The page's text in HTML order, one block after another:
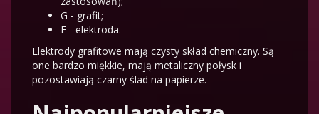
G - grafit;
E - elektroda.
Elektrody grafitowe mają czysty skład chemiczny. Są
one bardzo miękkie, mają metaliczny połysk i
pozostawiają czarny ślad na papierze.